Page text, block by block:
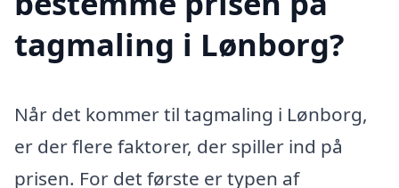
tagmaling i Lønborg?
Når det kommer til tagmaling i Lønborg,
er der flere faktorer, der spiller ind på
prisen. For det første er typen af